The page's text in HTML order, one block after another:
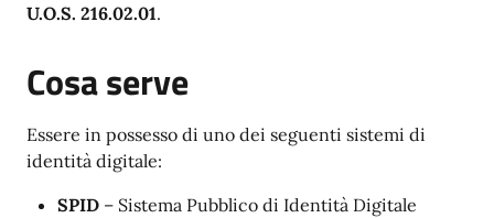
U.O.S. 216.02.01.
Cosa serve
Essere in possesso di uno dei seguenti sistemi di
identità digitale:
SPID – Sistema Pubblico di Identità Digitale